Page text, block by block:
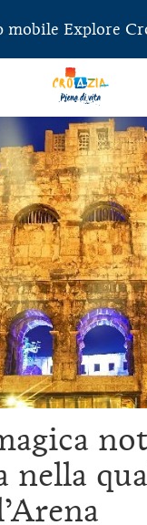
mobile Explore
nella